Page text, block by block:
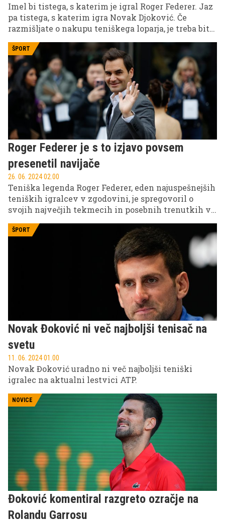
Imel bi tistega, s katerim je igral Roger Federer. Jaz
pa tistega, s katerim igra Novak Djoković. Če
razmišljate o nakupu teniškega loparja, je treba biti,
podleči barvi ali dejstvu, da z njim igra vaš vzornik.
Če ustreza njemu, ni nujno, da bo tudi vam
(pravzaprav je to kar pravilo), sploh če ste začetnik.
Kako izbrati teniški lopar, da bo ustrezal vašemu
načinu/stilu igre, tehniki oz. stopnji znanja?
ŠPORT
Roger Federer je s to izjavo povsem
presenetil navijače
26. 06. 2024 02.00
Teniška legenda Roger Federer, eden najuspešnejših
teniških igralcev v zgodovini, je spregovoril o
svojih največjih tekmecih in posebnih trenutkih v
ŠPORT
Novak Đoković ni več najboljši tenisač na
svetu
11. 06. 2024 01.00
Novak Đoković uradno ni več najboljši teniški
igralec na aktualni lestvici ATP.
NOVICE
Đoković komentiral razgreto ozračje na
Rolandu Garrosu